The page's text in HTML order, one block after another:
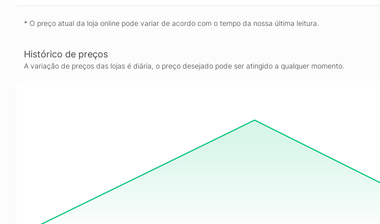
* O preço atual da loja online pode variar de acordo com o tempo da nossa última leitura.
Histórico de preços
A variação de preços das lojas é diária, o preço desejado pode ser atingido a qualquer momento.